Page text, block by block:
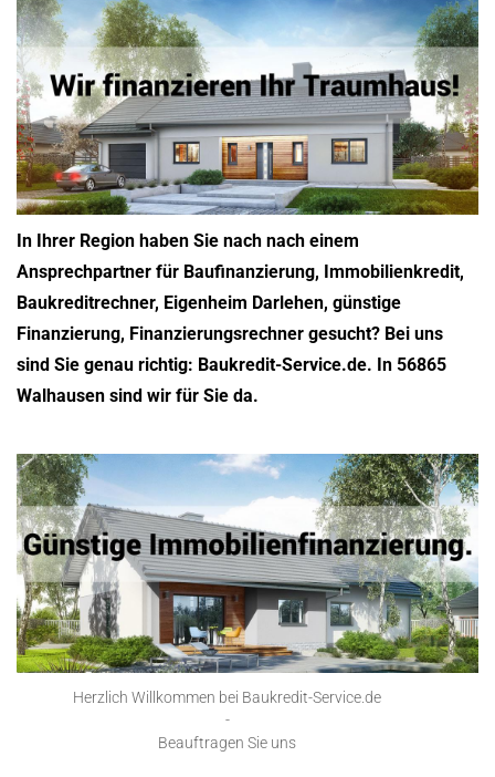
In Ihrer Region haben Sie nach nach einem
Ansprechpartner für Baufinanzierung, Immobilienkredit,
Baukreditrechner, Eigenheim Darlehen, günstige
Finanzierung, Finanzierungsrechner gesucht? Bei uns
sind Sie genau richtig: Baukredit-Service.de. In 56865
Walhausen sind wir für Sie da.
Herzlich Willkommen bei Baukredit-Service.de
-
Beauftragen Sie uns